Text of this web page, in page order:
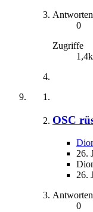
Antworten
0
Zugriffe
1,4k
OSC
26.
26.
Antworten
0